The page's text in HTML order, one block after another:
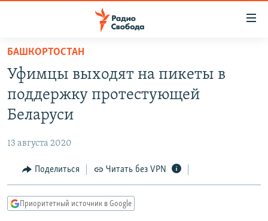
упрощенного
доступа
основному
Вернутся
Вернутся
ПРОГРАММЫ
ПОДКАСТЫ
АВТОРСКИЕ ПРОЕКТЫ
МНЕНИЯ
КУЛЬТУРА
КАВКАЗ.РЕАЛИИ
БАШКОРТОСТАН
Уфимцы выходят на пикеты в
поддержку протестующей
Беларуси
13 августа 2020
Поделиться Читать без VPN
Приоритетный источник в Google